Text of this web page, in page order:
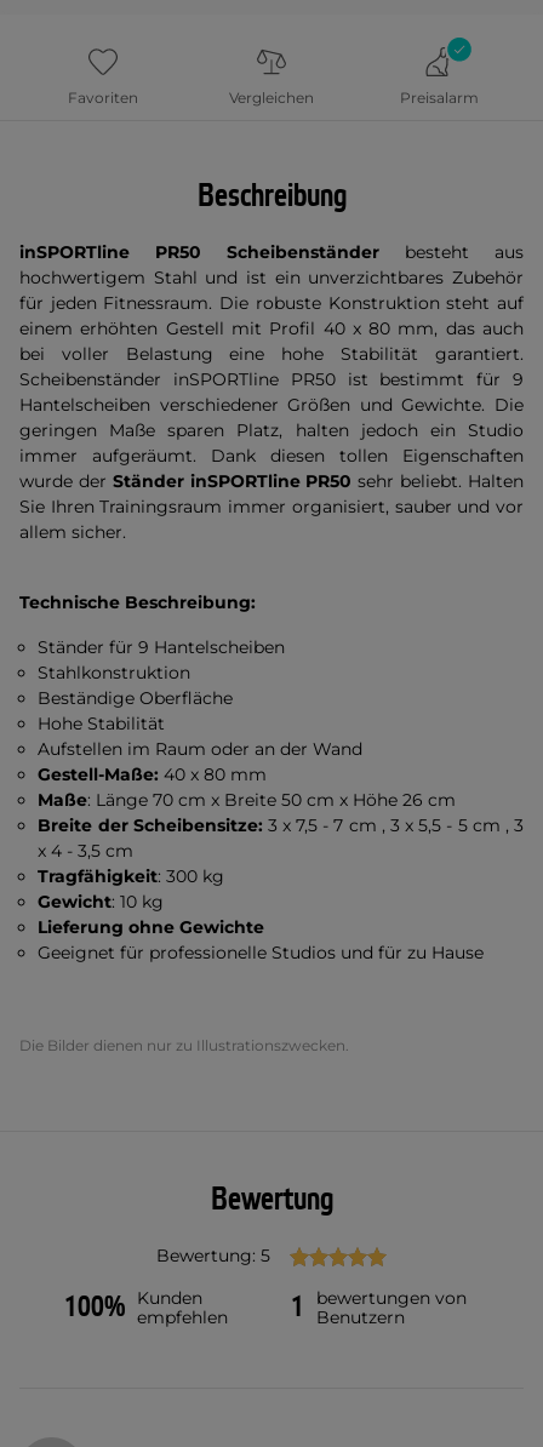
Favoriten Vergleichen Preisalarm
Beschreibung
inSPORTline PR50 Scheibenständer besteht aus
hochwertigem Stahl und ist ein unverzichtbares Zubehör
für jeden Fitnessraum. Die robuste Konstruktion steht auf
einem erhöhten Gestell mit Profil 40 x 80 mm, das auch
bei voller Belastung eine hohe Stabilität garantiert.
Scheibenständer inSPORTline PR50 ist bestimmt für 9
Hantelscheiben verschiedener Größen und Gewichte. Die
geringen Maße sparen Platz, halten jedoch ein Studio
immer aufgeräumt. Dank diesen tollen Eigenschaften
wurde der Ständer inSPORTline PR50 sehr beliebt. Halten
Sie Ihren Trainingsraum immer organisiert, sauber und vor
allem sicher.
Technische Beschreibung:
Ständer für 9 Hantelscheiben
Stahlkonstruktion
Beständige Oberfläche
Hohe Stabilität
Aufstellen im Raum oder an der Wand
Gestell-Maße: 40 x 80 mm
Maße: Länge 70 cm x Breite 50 cm x Höhe 26 cm
Breite der Scheibensitze: 3 x 7,5 - 7 cm , 3 x 5,5 - 5 cm , 3
x 4 - 3,5 cm
Tragfähigkeit: 300 kg
Gewicht: 10 kg
Lieferung ohne Gewichte
Geeignet für professionelle Studios und für zu Hause
Die Bilder dienen nur zu Illustrationszwecken.
Bewertung
Bewertung: 5
100%
Kunden
empfehlen
1
bewertungen von
Benutzern